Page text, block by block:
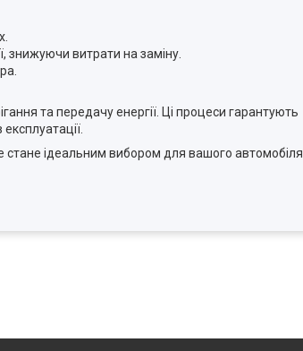
знижуючи витрати на заміну.
та передачу енергії. Ці процеси гарантують
стане ідеальним вибором для вашого автомобіля.